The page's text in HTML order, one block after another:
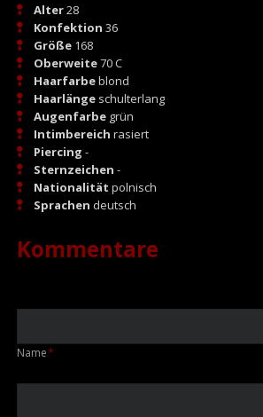
Alter28
Konfektion 36
Größe168
Oberweite70 C
Haarfarbeblond
Haarlängeschulterlang
Augenfarbegrün
Intimbereich rasiert
Piercing -
Sternzeichen -
Nationalität polnisch
Sprachen deutsch
Kommentare
Pflichtfeld
Name*